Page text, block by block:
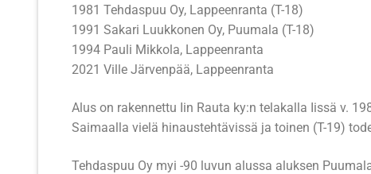
M/S Pelle
M/S Raja 60
M/S Tornator I
1981 Tehdaspuu Oy, Lappeenranta (T-18)
1991 Sakari Luukkonen Oy, Puumala (T-18)
1994 Pauli Mikkola, Lappeenranta
2021 Ville Järvenpää, Lappeenranta
Alus on rakennettu Iin Rauta ky:n telakalla Iissä v.
Saimaalla vielä hinaustehtävissä ja toinen (T-19)
Tehdaspuu Oy myi -90 luvun alussa aluksen